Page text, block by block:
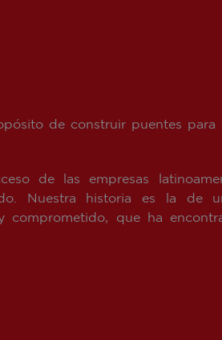
de construir puentes para
de las empresas
Nuestra historia es la de
comprometido, que ha